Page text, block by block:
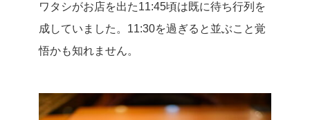
ワタシがお店を出た11:45頃は既に待ち行列を
成していました。 11:30を過ぎると並ぶこと覚
悟かも知れません。